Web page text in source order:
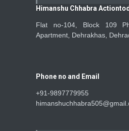
Himanshu Chhabra
Flat no-104, Block 109
Apartment, Dehrakhas,
Phone no and Email
+91-9897779955